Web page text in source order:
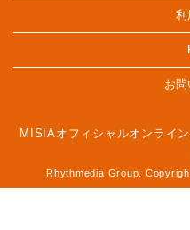
利
お
MISIAオフィシャルオンライ
Rhythmedia Group.